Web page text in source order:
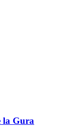
la Gura